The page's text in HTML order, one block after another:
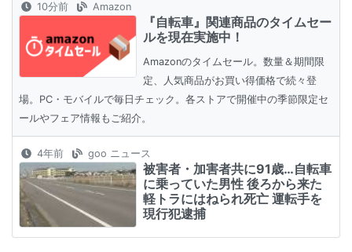
10分前 Amazon
『自転車』関連商品のタイムセー
ルを現在実施中！
Amazonのタイムセール。数量＆期間限
定、人気商品がお買い得価格で続々登
場。PC・モバイルで毎日チェック。各ストアで開催中の季節限定セ
ールやフェア情報もご紹介。
4年前 goo ニュース
被害者・加害者共に91歳…自転車
に乗っていた男性 後ろから来た
軽トラにはねられ死亡 運転手を
現行犯逮捕